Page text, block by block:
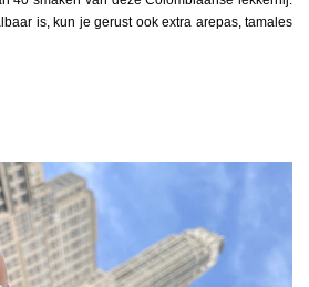
is, kun je gerust ook extra arepas, tamales